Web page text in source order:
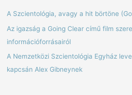
r
:
A Szcientológia, avagy a hit börtöne
Az igazság a Going Clear című film
információforrásairól
A Nemzetközi Szcientológia Egyház
kapcsán Alex Gibneynek